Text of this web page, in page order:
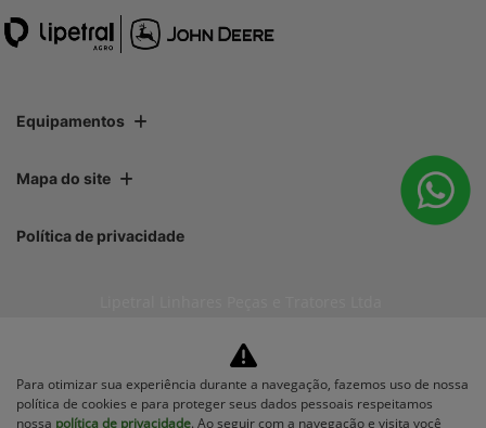
Equipamentos
Mapa do site
Política de privacidade
CNPJ: 27.733.195/0001-35
Para otimizar sua experiência durante a navegação, fazemos uso de nossa
política de cookies e para proteger seus dados pessoais respeitamos
nossa política de privacidade. Ao seguir com a navegação e visita você